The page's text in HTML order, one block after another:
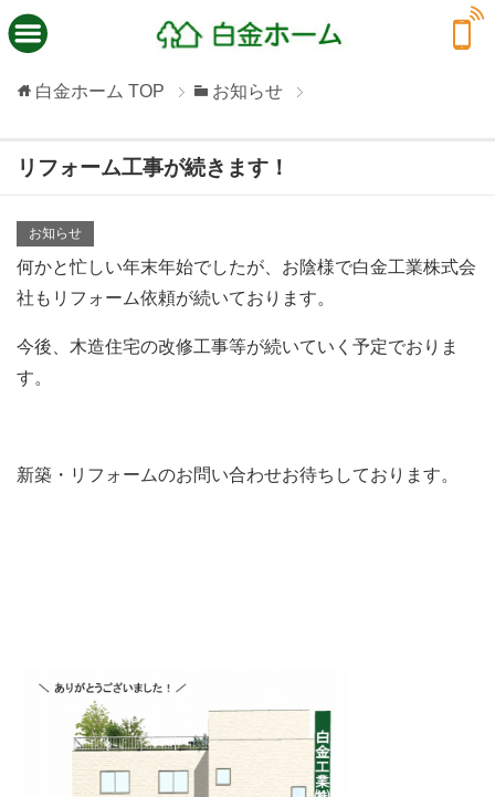
白金ホーム TOP お知らせ
リフォーム工事が続きます！
お知らせ
何かと忙しい年末年始でしたが、お陰様で白金工業株式会
社もリフォーム依頼が続いております。
今後、木造住宅の改修工事等が続いていく予定でおりま
す。
新築・リフォームのお問い合わせお待ちしております。